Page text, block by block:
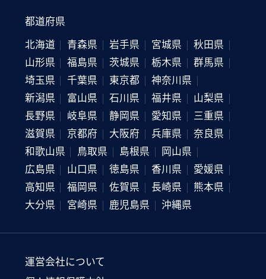
都道府県
北海道
青森県 岩手県 宮城県
秋田県
山形県
福島県 茨城県 栃木県
群馬県
埼玉県
千葉県 東京都
神奈川県
新潟県
富山県 石川県 福井県
山梨県
長野県
岐阜県 静岡県 愛知県
三重県
滋賀県
京都府 大阪府 兵庫県
奈良県
和歌山県
鳥取県 島根県
岡山県
広島県
山口県 徳島県 香川県
愛媛県
高知県
福岡県 佐賀県 長崎県
熊本県
大分県
宮崎県 鹿児島県 沖縄県
運営会社について